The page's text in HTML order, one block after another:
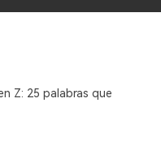
Z: 25 palabras que